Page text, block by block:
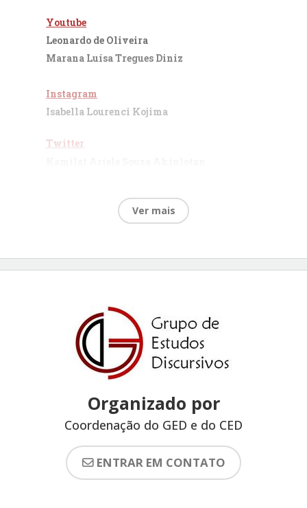
Youtube
Leonardo de Oliveira
Marana Luísa Tregues Diniz
Instagram
Isabella Lourenci Kojima
Twitter
Bárbara Luquetti Tavares
Blog
Apoio Técnico
Juliana Beatriz Prates de Almeida
Vinícius Fernandes do Carmo
Ver mais
Organizado por
Coordenação do GED e do CED
ENTRAR EM CONTATO